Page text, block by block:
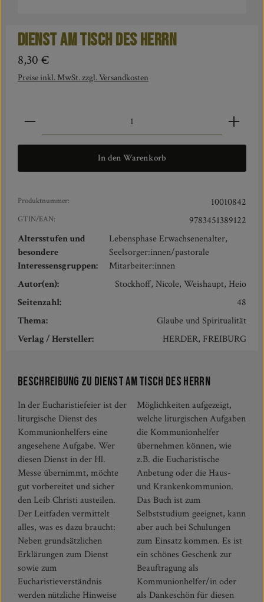
Dienst am Tisch des Herrn
Regulärer Preis:
8,30 €
Preise inkl. MwSt. zzgl. Versandkosten
Produkt Anzahl: Gib den gewünschten Wert ein oder
In den Warenkorb
Produktnummer: 10010842
GTIN/EAN:
9783451389122
Altersstufen und
besondere
Interessensgruppen:
Lebensphase Erwachsenenalter,
Seelsorger:innen/pastorale
Mitarbeiter:innen
Autor(en):
Stockhoff, Nicole, Weishaupt, Heio
Seitenzahl:
48
Thema:
Glaube und Spiritualität
Verlag / Hersteller:
HERDER, FREIBURG
Beschreibung zu Dienst am Tisch des Herrn
In der Eucharistiefeier ist der
liturgische Dienst des
Kommunionhelfers eine
angesehene Aufgabe. Wer
diesen Dienst in der Hl.
Messe übernimmt, möchte
gut vorbereitet und sicher
den Leib Christi austeilen.
Der Leitfaden vermittelt
alles, was es dazu braucht:
Neben grundsätzlichen
Erklärungen zum Dienst
sowie zum
Eucharistieverständnis
werden nützliche Hinweise
Möglichkeiten aufgezeigt,
welche liturgischen Aufgaben
die Kommunionhelfer
übernehmen können, wie
z.B. die Eucharistische
Anbetung oder die Haus-
und Krankenkommunion.
Das Buch ist zum
Selbststudium geeignet, kann
aber auch bei Schulungen
zum Einsatz kommen. Es ist
ein schönes Geschenk zur
Beauftragung als
Kommunionhelfer/in oder
als Dankeschön für diesen